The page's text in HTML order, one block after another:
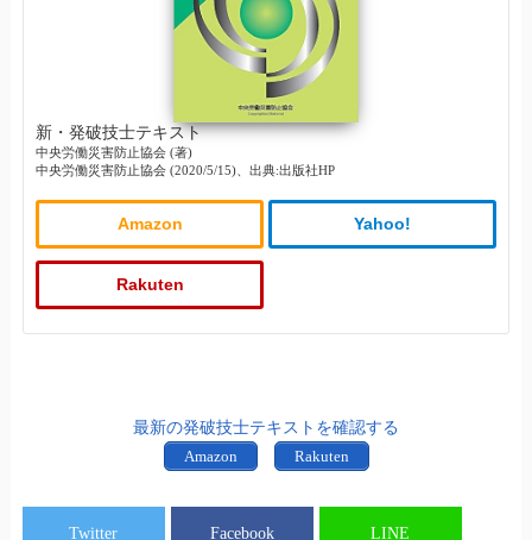
新・発破技士テキスト
中央労働災害防止協会 (著)
中央労働災害防止協会 (2020/5/15)、出典:出版社HP
Amazon Yahoo!
Rakuten
最新の発破技士テキストを確認する
Amazon
Rakuten
Twitter Facebook LINE